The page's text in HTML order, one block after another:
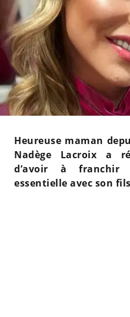
Heureuse maman
Nadège Lacroix a
d’avoir à franchir
essentielle avec son